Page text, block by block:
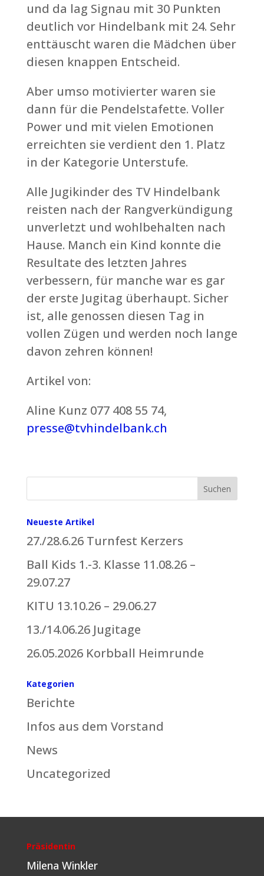
und da lag Signau mit 30 Punkten
deutlich vor Hindelbank mit 24. Sehr
enttäuscht waren die Mädchen über
diesen knappen Entscheid.
Aber umso motivierter waren sie
dann für die Pendelstafette. Voller
Power und mit vielen Emotionen
erreichten sie verdient den 1. Platz
in der Kategorie Unterstufe.
Alle Jugikinder des TV Hindelbank
reisten nach der Rangverkündigung
unverletzt und wohlbehalten nach
Hause. Manch ein Kind konnte die
Resultate des letzten Jahres
verbessern, für manche war es gar
der erste Jugitag überhaupt. Sicher
ist, alle genossen diesen Tag in
vollen Zügen und werden noch lange
davon zehren können!
Artikel von:
Aline Kunz 077 408 55 74,
presse@tvhindelbank.ch
Suchen
Neueste Artikel
27./28.6.26 Turnfest Kerzers
Ball Kids 1.-3. Klasse 11.08.26 –
29.07.27
KITU 13.10.26 – 29.06.27
13./14.06.26 Jugitage
26.05.2026 Korbball Heimrunde
Kategorien
Berichte
Infos aus dem Vorstand
News
Uncategorized
Präsidentin
Milena Winkler